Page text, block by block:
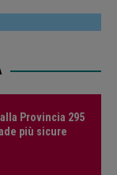
Provincia 295
più sicure